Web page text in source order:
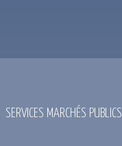
SERVICES MARCHÉS PUBLICS